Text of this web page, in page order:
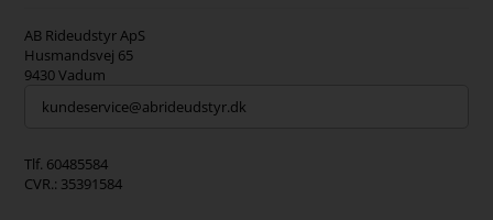
AB Rideudstyr ApS
Husmandsvej 65
9430 Vadum
kundeservice@abrideudstyr.dk
Tlf. 60485584
CVR.: 35391584